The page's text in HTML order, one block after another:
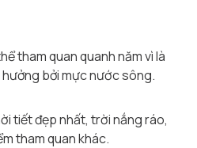
tham quan quanh năm vì là
bởi mực nước sông.
tiết đẹp nhất, trời nắng ráo,
tham quan khác.